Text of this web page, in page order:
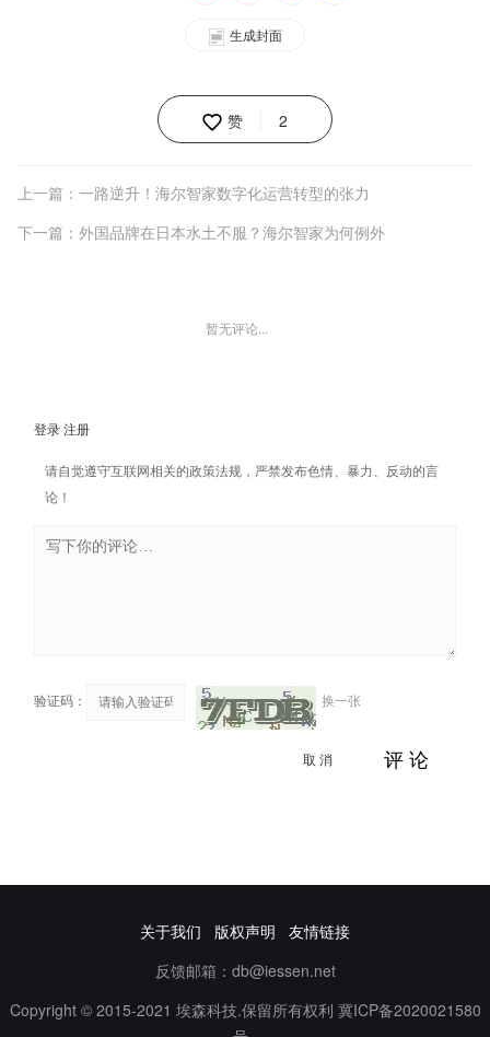
生成封面
赞 2
上一篇：一路逆升！海尔智家数字化运营转型的张力
下一篇：外国品牌在日本水土不服？海尔智家为何例外
暂无评论...
登录 注册
请自觉遵守互联网相关的政策法规，严禁发布色情、暴力、反动的言
论！
验证码： 换一张
评 论
取 消
关于我们 版权声明
友情链接
反馈邮箱：db@iessen.net
Copyright © 2015-2021 埃森科技.保留所有权利 冀ICP备2020021580